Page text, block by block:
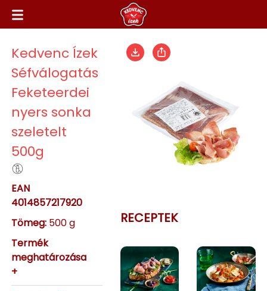
Kedvenc Ízek
Séfválogatás
Feketeerdei
nyers sonka
szeletelt
500g
EAN
4014857217920
Tömeg: 500 g
Termék
meghatározása
+
RECEPTEK